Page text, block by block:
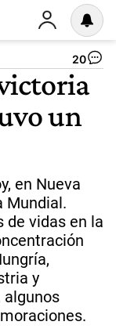
20
un
en Nueva
Mundial.
de vidas en la
y
algunos